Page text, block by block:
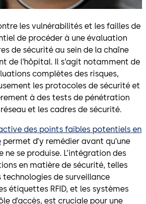
les vulnérabilités et les failles de
de procéder à une évaluation
de sécurité au sein de la chaîne
de l’hôpital. Il s’agit notamment de
complètes des risques,
les protocoles de sécurité et
à des tests de pénétration
et les cadres de sécurité.
des points faibles potentiels en
permet d’y remédier avant qu’une
se produise. L’intégration des
en matière de sécurité, telles
technologies de surveillance
étiquettes RFID, et les systèmes
d’accès, est cruciale pour une